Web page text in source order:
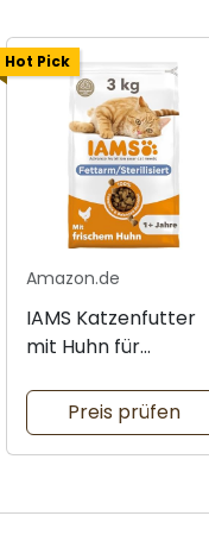
Hot Pick
Amazon.de
IAMS Katzenfutter
mit Huhn für
Preis prüfen